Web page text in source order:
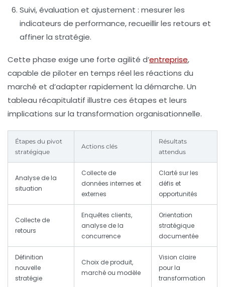
Suivi, évaluation et ajustement : mesurer les
indicateurs de performance, recueillir les retours et
affiner la stratégie.
Cette phase exige une forte agilité d’entreprise,
capable de piloter en temps réel les réactions du
marché et d’adapter rapidement la démarche. Un
tableau récapitulatif illustre ces étapes et leurs
implications sur la transformation organisationnelle.
Étapes du pivot
stratégique
Actions clés
Résultats
attendus
Analyse de la
situation
Collecte de
données internes et
externes
Clarté sur les
défis et
opportunités
Collecte de
retours
Enquêtes clients,
analyse de la
concurrence
Orientation
stratégique
documentée
Définition
nouvelle
stratégie
Choix de produit,
marché ou modèle
Vision claire
pour la
transformation